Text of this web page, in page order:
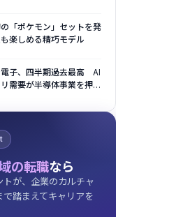
「ポケモン」セットを発
楽しめる精巧モデル
子、四半期過去最高 AI
需要が半導体事業を押し
の転職なら
が、企業のカルチャ
踏まえてキャリアを